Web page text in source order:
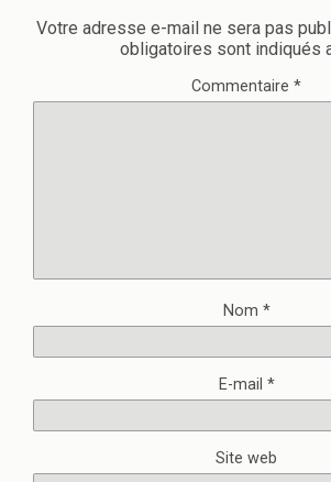
Votre adresse e-mail ne sera pas
obligatoires sont indiqués
Commentaire *
Nom *
E-mail *
Site web